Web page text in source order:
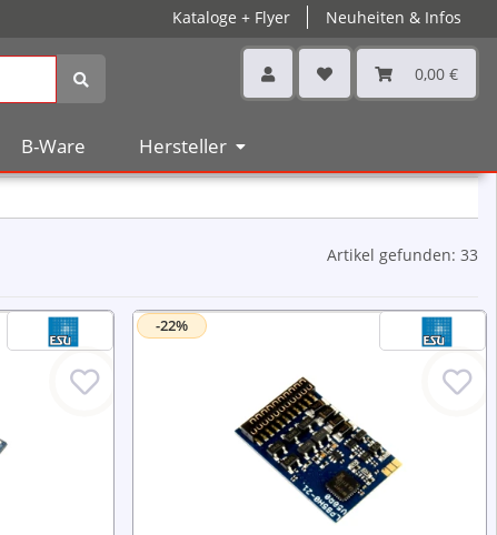
Kataloge + Flyer Neuheiten & Infos
0,00 €
B-Ware Hersteller
Artikel gefunden: 33
-22%